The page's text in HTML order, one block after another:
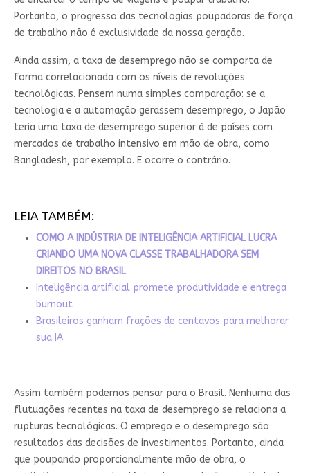
Portanto, o progresso das tecnologias poupadoras de força
de trabalho não é exclusividade da nossa geração.
Ainda assim, a taxa de desemprego não se comporta de
forma correlacionada com os níveis de revoluções
tecnológicas. Pensem numa simples comparação: se a
tecnologia e a automação gerassem desemprego, o Japão
teria uma taxa de desemprego superior à de países com
mercados de trabalho intensivo em mão de obra, como
Bangladesh, por exemplo. E ocorre o contrário.
LEIA TAMBÉM:
COMO A INDÚSTRIA DE INTELIGÊNCIA ARTIFICIAL LUCRA
CRIANDO UMA NOVA CLASSE TRABALHADORA SEM
DIREITOS NO BRASIL
Inteligência artificial promete produtividade e entrega
burnout
Brasileiros ganham frações de centavos para melhorar
sua IA
Assim também podemos pensar para o Brasil. Nenhuma das
flutuações recentes na taxa de desemprego se relaciona a
rupturas tecnológicas. O emprego e o desemprego são
resultados das decisões de investimentos. Portanto, ainda
que poupando proporcionalmente mão de obra, o